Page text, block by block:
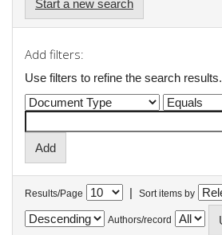
Start a new search
Add filters:
Use filters to refine the search results.
Results/Page | Sort items by
Authors/record